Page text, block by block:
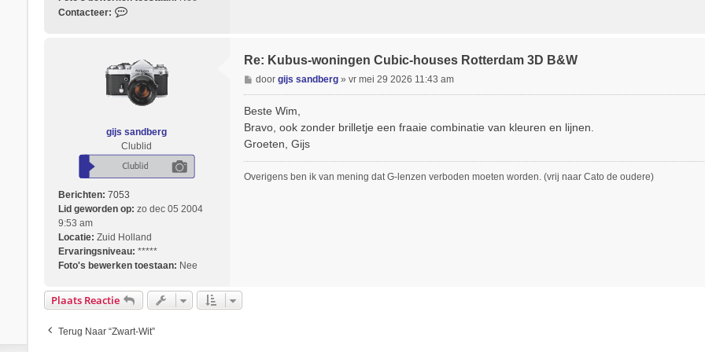
Contacteer:
a
c
t
r
w
i
m
o
p
e
n
r
o
w
gijs sandberg
Clublid
Berichten: 7053
Lid geworden op: zo dec 05 2004
9:53 am
Locatie: Zuid Holland
Ervaringsniveau: *****
Foto's bewerken toestaan: Nee
Re: Kubus-woningen Cubic-houses Rotterdam 3D B&W
B
e
c
h
t
doorgijs sandberg »vr mei 29 2026 11:43 am
Beste Wim,
Bravo, ook zonder brilletje een fraaie combinatie van kleuren en lijnen.
Groeten, Gijs
Overigens ben ik van mening dat G-lenzen verboden moeten worden. (vrij naar Cato de oudere)
Plaats Reactie
Terug Naar “Zwart-Wit”